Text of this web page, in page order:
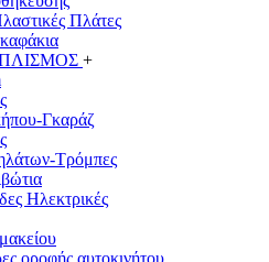
Πλάτες
+
Γκαράζ
Τρόμπες
Ηλεκτρικές
οροφής αυτοκινήτου